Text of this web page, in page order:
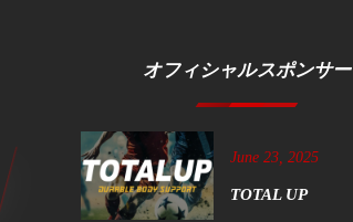
オフィシャルスポンサー
June 23, 2025
TOTAL UP